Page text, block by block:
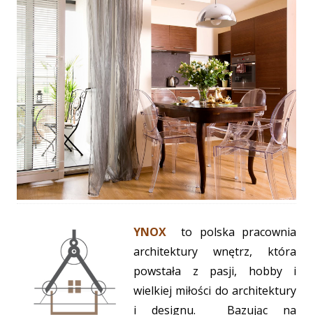
YNOX to polska pracownia
architektury wnętrz, która
powstała z pasji, hobby i
wielkiej miłości do architektury
i designu. Bazując na